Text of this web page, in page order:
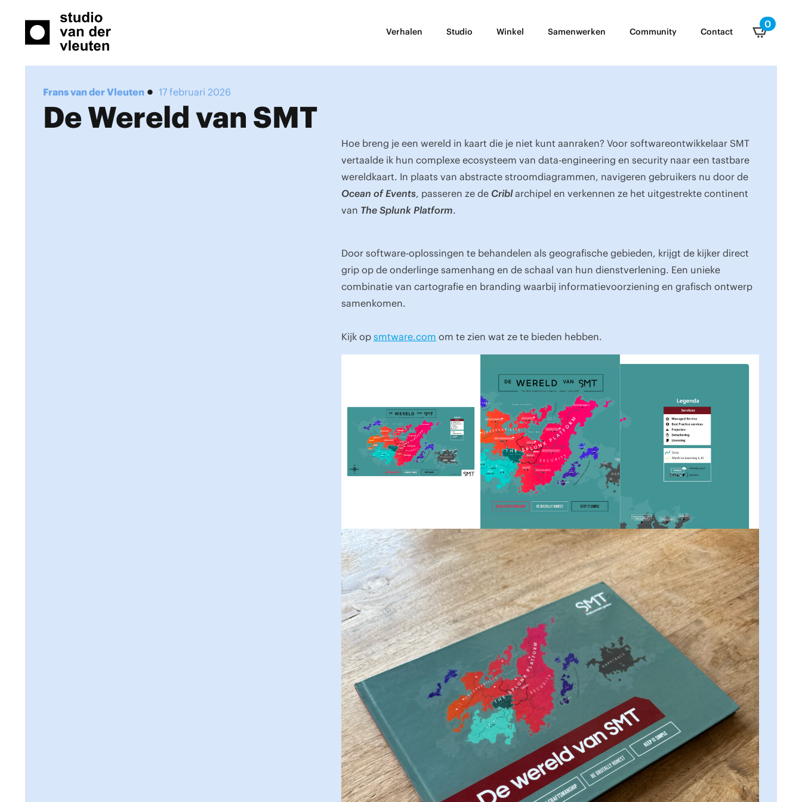
Verhalen Studio Winkel Samenwerken Community Contact
0
Frans van der Vleuten 17 februari 2026
De Wereld van SMT
Hoe breng je een wereld in kaart die je niet kunt aanraken? Voor softwareontwikkelaar SMT
vertaalde ik hun complexe ecosysteem van data-engineering en security naar een tastbare
wereldkaart. In plaats van abstracte stroomdiagrammen, navigeren gebruikers nu door de
Ocean of Events, passeren ze de Criblarchipel en verkennen ze het uitgestrekte continent
van The Splunk Platform.
Door software-oplossingen te behandelen als geografische gebieden, krijgt de kijker direct
grip op de onderlinge samenhang en de schaal van hun dienstverlening. Een unieke
combinatie van cartografie en branding waarbij informatievoorziening en grafisch ontwerp
samenkomen.
Kijk op smtware.com om te zien wat ze te bieden hebben.